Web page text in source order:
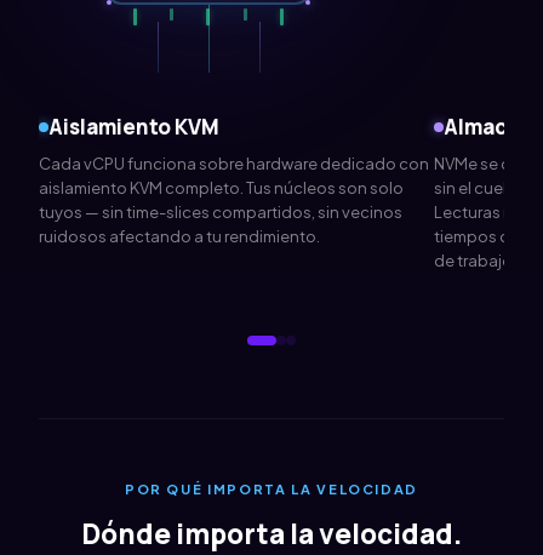
AislamientoKVM
CadavCPUfunciona sobre hardware dedicado con
aislamiento KVM completo. Tus núcleos son solo
tuyos — sin time-slices compartidos, sin vecinos
ruidosos afectando a tu rendimiento.
NVMese
sin el cuello
Lecturas más
tiempos de
de trabajo.
POR QUÉ IMPORTA LA VELOCIDAD
Dónde importa la velocidad.